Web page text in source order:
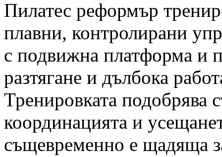
Пилатес реформър
плавни, контролирани
с подвижна платформа и
разтягане и дълбока
Тренировката подобрява
координацията и
същевременно е щадяща